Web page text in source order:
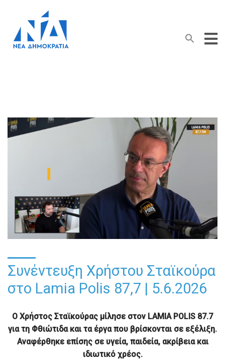
Search
for:
Search Button
Συνέντευξη Χρήστου Σταϊκούρα
στο Lamia Polis 87,7 | 5.6.2026
Ο Χρήστος Σταϊκούρας μίλησε στον LAMIA POLIS 87.7
για τη Φθιώτιδα και τα έργα που βρίσκονται σε εξέλιξη.
Αναφέρθηκε επίσης σε υγεία, παιδεία, ακρίβεια και
ιδιωτικό χρέος.